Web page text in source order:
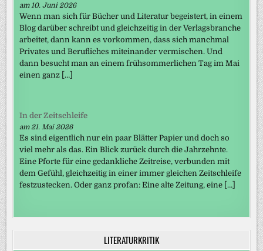
am 10. Juni 2026
Wenn man sich für Bücher und Literatur begeistert, in einem
Blog darüber schreibt und gleichzeitig in der Verlagsbranche
arbeitet, dann kann es vorkommen, dass sich manchmal
Privates und Berufliches miteinander vermischen. Und
dann besucht man an einem frühsommerlichen Tag im Mai
einen ganz […]
In der Zeitschleife
am 21. Mai 2026
Es sind eigentlich nur ein paar Blätter Papier und doch so
viel mehr als das. Ein Blick zurück durch die Jahrzehnte.
Eine Pforte für eine gedankliche Zeitreise, verbunden mit
dem Gefühl, gleichzeitig in einer immer gleichen Zeitschleife
festzustecken. Oder ganz profan: Eine alte Zeitung, eine […]
LITERATURKRITIK